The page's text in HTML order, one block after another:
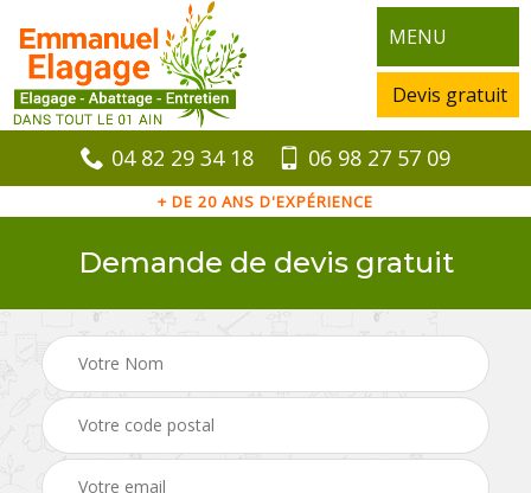
MENU
Devis gratuit
04 82 29 34 18 06 98 27 57 09
+ DE 20 ANS D'EXPÉRIENCE
gratuit.
Voir nos réalisations
Nos engagements
Devis et déplacement gratuits
Artisan passionné
Prix imbattable
Travail de qualité
Demande de devis gratuit